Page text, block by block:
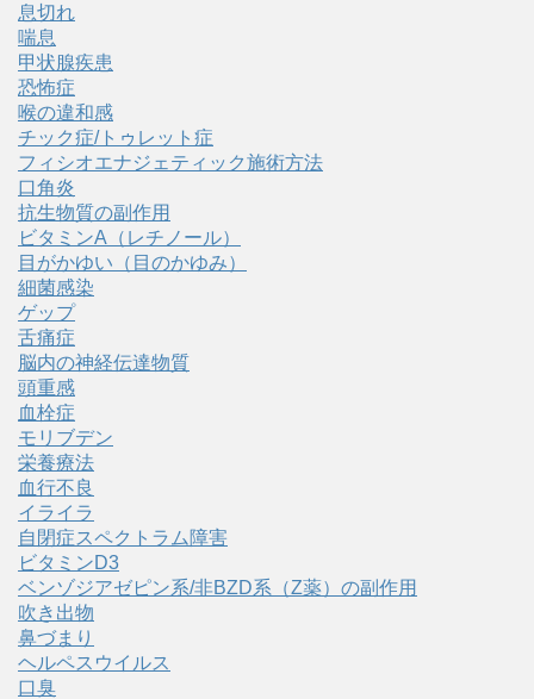
息切れ
喘息
甲状腺疾患
恐怖症
喉の違和感
チック症/トゥレット症
フィシオエナジェティック施術方法
口角炎
抗生物質の副作用
ビタミンA（レチノール）
目がかゆい（目のかゆみ）
細菌感染
ゲップ
舌痛症
脳内の神経伝達物質
頭重感
血栓症
モリブデン
栄養療法
血行不良
イライラ
自閉症スペクトラム障害
ビタミンD3
ベンゾジアゼピン系/非BZD系（Z薬）の副作用
吹き出物
鼻づまり
ヘルペスウイルス
口臭